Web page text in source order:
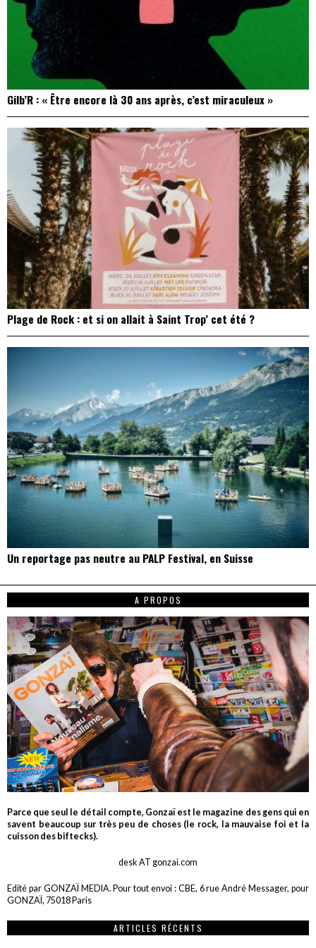
Gilb’R : « Être encore là 30 ans après, c’est miraculeux »
Plage de Rock : et si on allait à Saint Trop’ cet été ?
Un reportage pas neutre au PALP Festival, en Suisse
A PROPOS
Parce que seul le détail compte, Gonzaï est le magazine des gens qui en
savent beaucoup sur très peu de choses (le rock, la mauvaise foi et la
cuisson des biftecks).
desk AT gonzai.com
Edité par GONZAÏ MEDIA. Pour tout envoi : CBE, 6 rue André Messager, pour
GONZAÏ, 75018 Paris
ARTICLES RÉCENTS